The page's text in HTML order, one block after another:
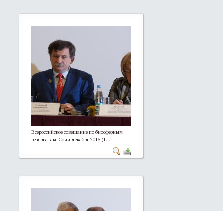
Всероссийское совещание по биосферным
резерватам. Сочи декабрь 2015 (1...